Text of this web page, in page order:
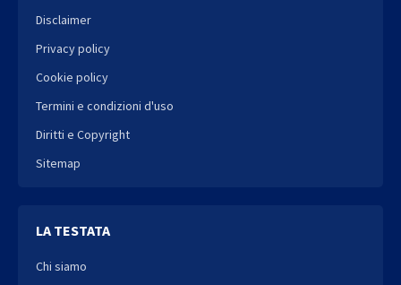
Disclaimer
Privacy policy
Cookie policy
Termini e condizioni d'uso
Diritti e Copyright
Sitemap
LA TESTATA
Chi siamo